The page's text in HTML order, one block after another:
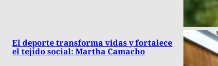
El deporte transforma vidas y fortalece
el tejido social: Martha Camacho